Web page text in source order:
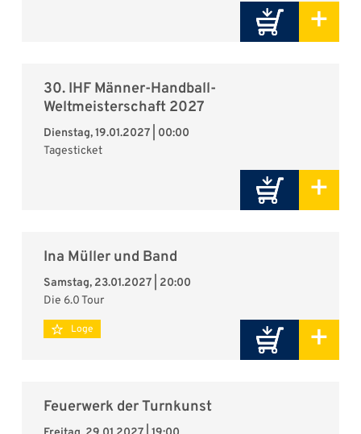
+
30. IHF Männer-Handball-
Weltmeisterschaft 2027
Dienstag, 19.01.2027 | 00:00
Tagesticket
+
Ina Müller und Band
Samstag, 23.01.2027 | 20:00
Die 6.0 Tour
+
Loge
Feuerwerk der Turnkunst